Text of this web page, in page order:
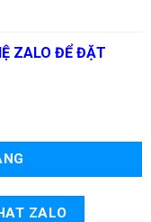
ZALO ĐỂ ĐẶT
ZALO